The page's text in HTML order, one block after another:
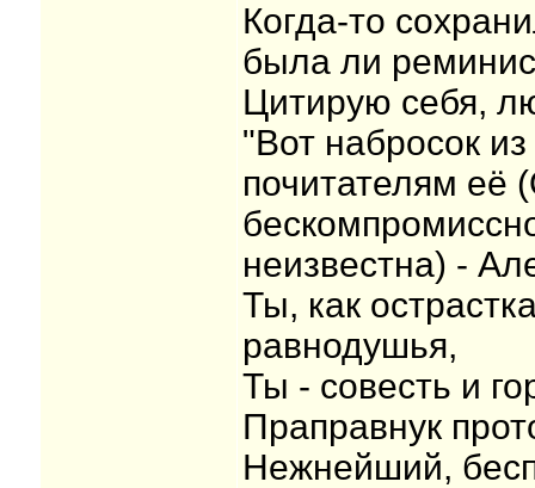
Когда-то
была ли
Цитирую себя,
"Вот набросок
почитателям её
неизвестна) -
Ты, как
равнодушья,
Ты - совесть и
Праправнук
Нежнейший,